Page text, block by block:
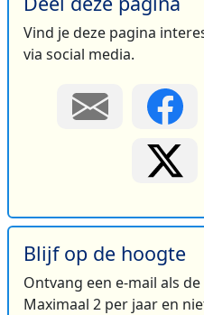
Vind je deze pagina
via social media.
Blijf op de hoogte
Ontvang een e-mail als
Maximaal 2 per jaar en